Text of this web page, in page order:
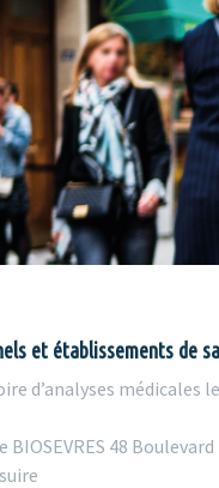
et établissements de
d’analyses médicales
48 Boulevard